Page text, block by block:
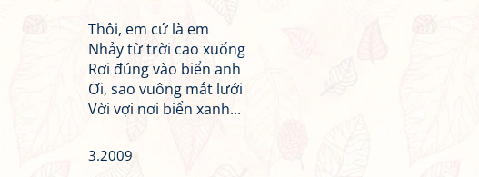
Thôi, em cứ là em
Nhảy từ trời cao xuống
Rơi đúng vào biển anh
Ơi, sao vuông mắt lưới
Vời vợi nơi biển xanh...
3.2009